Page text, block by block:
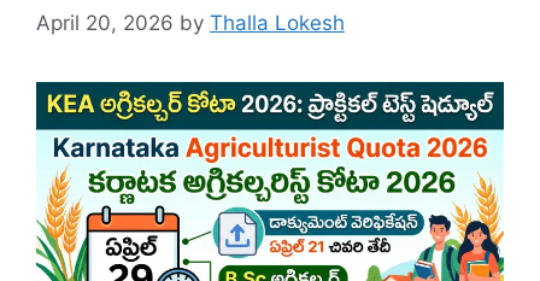
April 20, 2026 by Thalla Lokesh